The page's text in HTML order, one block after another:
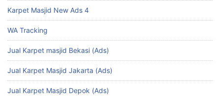
Karpet Masjid New Ads 4
WA Tracking
Jual Karpet masjid Bekasi (Ads)
Jual Karpet Masjid Jakarta (Ads)
Jual Karpet Masjid Depok (Ads)